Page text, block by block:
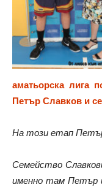
аматьорска лига
Петър Славков и
На този етап
Семейство
именно там Петър